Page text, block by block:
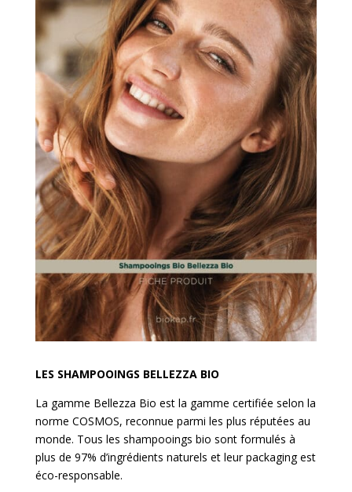
LES SHAMPOOINGS BELLEZZA BIO
La gamme Bellezza Bio est la gamme certifiée selon la
norme COSMOS, reconnue parmi les plus réputées au
monde. Tous les shampooings bio sont formulés à
plus de 97% d’ingrédients naturels et leur packaging est
éco-responsable.